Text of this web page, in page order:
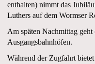
enthalten) nimmt das
Luthers auf dem Wormser
Am späten Nachmittag geht
Ausgangsbahnhöfen.
Während der Zugfahrt